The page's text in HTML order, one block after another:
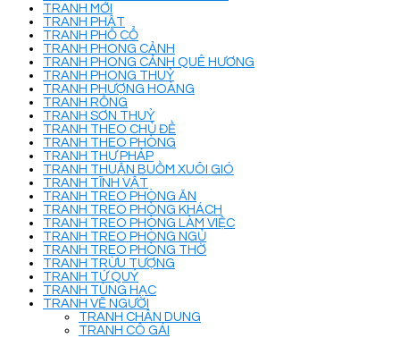
TRANH MỚI
TRANH PHẬT
TRANH PHỐ CỔ
TRANH PHONG CẢNH
TRANH PHONG CẢNH QUÊ HƯƠNG
TRANH PHONG THUỶ
TRANH PHƯỢNG HOÀNG
TRANH RỒNG
TRANH SƠN THUỶ
TRANH THEO CHỦ ĐỀ
TRANH THEO PHÒNG
TRANH THƯ PHÁP
TRANH THUẬN BUỒM XUÔI GIÓ
TRANH TĨNH VẬT
TRANH TREO PHÒNG ĂN
TRANH TREO PHÒNG KHÁCH
TRANH TREO PHÒNG LÀM VIỆC
TRANH TREO PHÒNG NGỦ
TRANH TREO PHÒNG THỜ
TRANH TRỪU TƯỢNG
TRANH TỨ QUÝ
TRANH TÙNG HẠC
TRANH VẼ NGƯỜI
TRANH CHÂN DUNG
TRANH CÔ GÁI